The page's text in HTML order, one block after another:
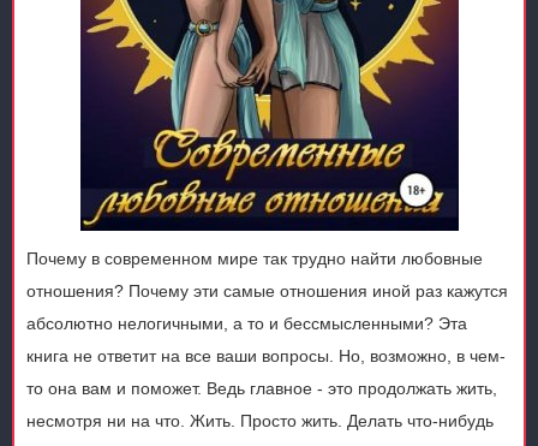
Почему в современном мире так трудно найти любовные
отношения? Почему эти самые отношения иной раз кажутся
абсолютно нелогичными, а то и бессмысленными? Эта
книга не ответит на все ваши вопросы. Но, возможно, в чем-
то она вам и поможет. Ведь главное - это продолжать жить,
несмотря ни на что. Жить. Просто жить. Делать что-нибудь